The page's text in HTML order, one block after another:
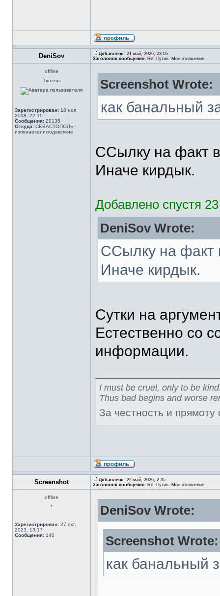
DeniSov Добавлено: 21 май, 2026, 23:05
Заголовок сообщения: Re: Путин. Моё отношение.
offline
Тюлень
Зарегистрирован: 18 ноя,
2008, 22:11
Сообщения: 20135
Откуда: СЕВАСТОПОЛЬ-
изпонаехалисюдавсякие
Screenshot Wrote:
как банальный
ССылку на факт
Иначе кирдык.
Добавлено спустя
DeniSov Wrote:
ССылку на факт
Иначе кирдык.
Сутки на
Естественно со
информации.
I must be cruel, only to be
Thus bad begins and worse
За честность и
Screenshot Добавлено: 22 май, 2026, 2:35
Заголовок сообщения: Re: Путин. Моё отношение.
offline
*
Зарегистрирован: 27 окт,
2023, 13:17
Сообщения: 140
DeniSov Wrote:
Screenshot Wrote:
как банальный